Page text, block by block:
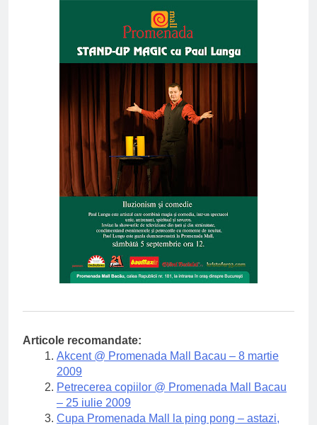
Articole recomandate:
Akcent @ Promenada Mall Bacau – 8 martie
2009
Petrecerea copiilor @ Promenada Mall Bacau
– 25 iulie 2009
Cupa Promenada Mall la ping pong – astazi,